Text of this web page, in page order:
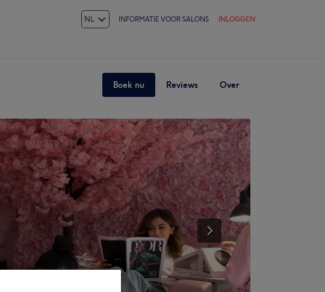
NL INFORMATIE VOOR SALONS INLOGGEN
Boek nu Reviews Over